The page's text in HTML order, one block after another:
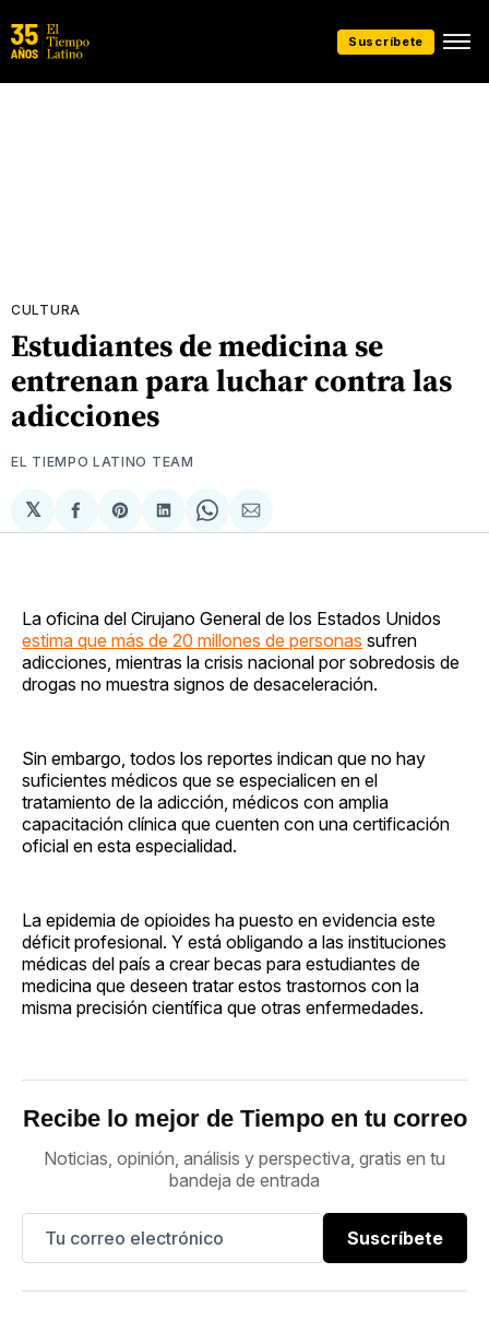
Suscríbete
CULTURA
Estudiantes de medicina se
entrenan para luchar contra las
adicciones
EL TIEMPO LATINO TEAM
𝕏
Compartir
en
Share
on
Compartir
en
Share
on
Compartir
via
La oficina del Cirujano General de los Estados Unidos
estima que más de 20 millones de personas sufren
adicciones, mientras la crisis nacional por sobredosis de
drogas no muestra signos de desaceleración.
Sin embargo, todos los reportes indican que no hay
suficientes médicos que se especialicen en el
tratamiento de la adicción, médicos con amplia
capacitación clínica que cuenten con una certificación
oficial en esta especialidad.
La epidemia de opioides ha puesto en evidencia este
déficit profesional. Y está obligando a las instituciones
médicas del país a crear becas para estudiantes de
medicina que deseen tratar estos trastornos con la
misma precisión científica que otras enfermedades.
Recibe lo mejor de Tiempo en tu correo
Noticias, opinión, análisis y perspectiva, gratis en tu
bandeja de entrada
Suscríbete